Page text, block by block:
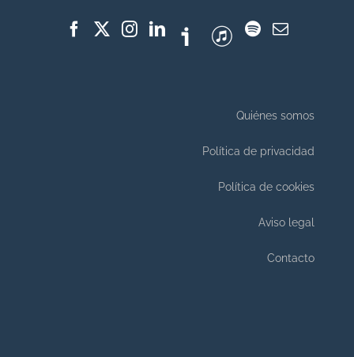
Quiénes somos
Política de privacidad
Política de cookies
Aviso legal
Contacto